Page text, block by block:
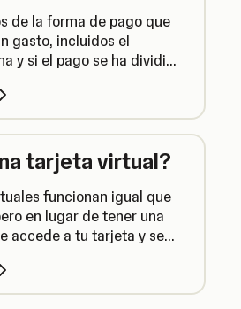
de la forma de pago que
gasto, incluidos el
y si el pago se ha dividido
tarjeta virtual?
funcionan igual que
en lugar de tener una
accede a tu tarjeta y se